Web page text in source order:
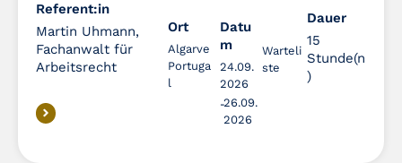
Referent:in
Martin Uhmann,
Fachanwalt für
Arbeitsrecht
Ort
Algarve
Portuga
l
Datu
m
24.09.
2026
26.09.
2026
Warteli
ste
Dauer
15
Stunde(n
)